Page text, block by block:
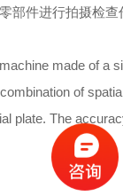
部件进行拍摄检
made of a
of
plate. The